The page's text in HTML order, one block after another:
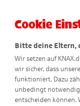
Cookie
Bitte deine Eltern,
Wir setzen auf
wir sicher, dass
funktioniert. Dazu
unbedingt notwendig
entscheiden können.